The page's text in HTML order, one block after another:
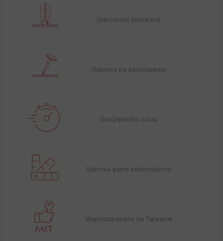
Odporność termiczna
Odporny na zarysowania
Oszczędność czasu
Szeroka gama kolorystyczna
Wyprodukowano na Tajwanie